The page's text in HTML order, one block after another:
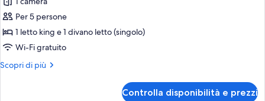
Villa,
1
camera
letto,
Per 5 persone
1 letto king e 1 divano letto (singolo)
Wi-Fi gratuito
Scopri di più
Altri
Controlla disponibilità e prezzi